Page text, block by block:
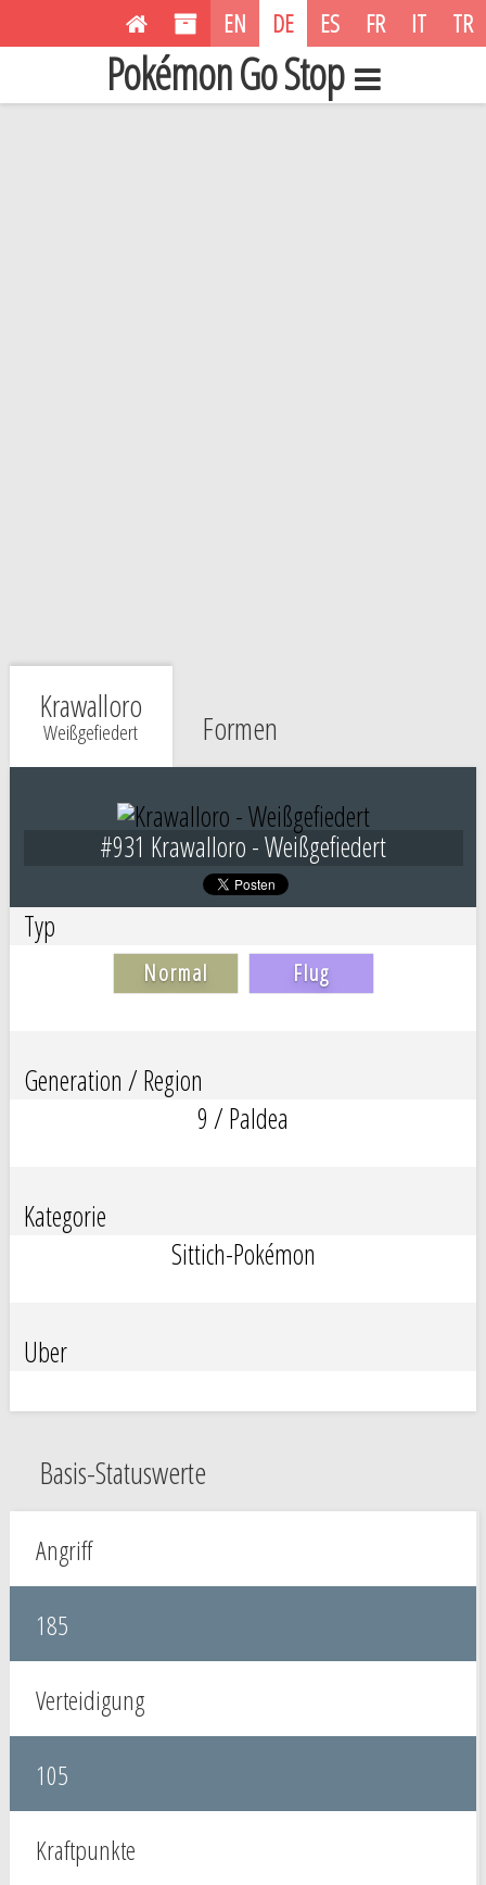
EN DE ES FR IT TR
Pokémon Go Stop
Krawalloro
Weißgefiedert Formen
#931 Krawalloro - Weißgefiedert
Typ
Normal Flug
Generation / Region
9 / Paldea
Kategorie
Sittich-Pokémon
Uber
Basis-Statuswerte
Angriff
185
Verteidigung
105
Kraftpunkte